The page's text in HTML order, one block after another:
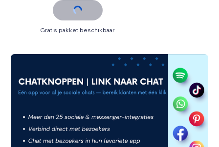
Gratis pakket beschikbaar